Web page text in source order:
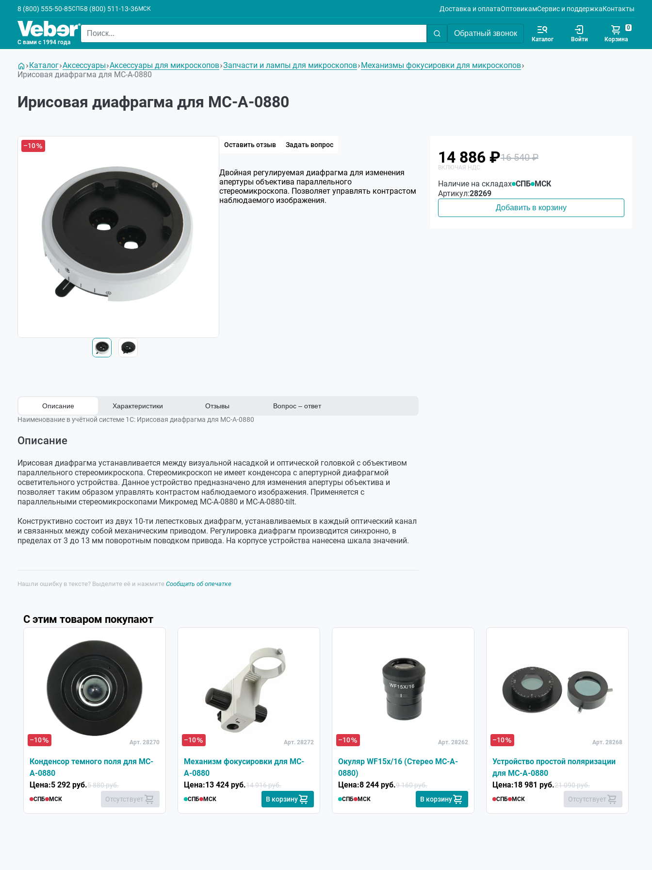
8 (800) 555-50-85СПБ8 (800) 511-13-36МСК Доставка и оплатаОптовикамСервис и поддержкаКонтакты
С вами с 1994 года
Обратный звонок
Каталог Войти Корзина
0
Каталог Аксессуары Аксессуары для микроскопов Запчасти и лампы для микроскопов Механизмы фокусировки для микроскопов
Ирисовая диафрагма для МС-А-0880
Ирисовая диафрагма для МС-А-0880
–10 Оставить отзыв Задать вопрос
Двойная регулируемая диафрагма для изменения
апертуры объектива параллельного
стереомикроскопа. Позволяет управлять контрастом
наблюдаемого изображения.
Описание Характеристики Отзывы
Вопрос – ответ
Наименование в учётной системе 1С: Ирисовая диафрагма для МС-А-0880
Описание
Ирисовая диафрагма устанавливается между визуальной насадкой и оптической головкой с объективом
параллельного стереомикроскопа. Стереомикроскоп не имеет конденсора с апертурной диафрагмой
осветительного устройства. Данное устройство предназначено для изменения апертуры объектива и
позволяет таким образом управлять контрастом наблюдаемого изображения. Применяется с
параллельными стереомикроскопами Микромед MC-А-0880 и MC-А-0880-tilt.
Конструктивно состоит из двух 10-ти лепестковых диафрагм, устанавливаемых в каждый оптический канал
и связанных между собой механическим приводом. Регулировка диафрагм производится синхронно, в
пределах от 3 до 13 мм поворотным поводком привода. На корпусе устройства нанесена шкала значений.
Диаметр
Раскрытие
диафрагм
3 - 13 мм
Количество
лепестков
диафрагмы
10
Вес с упаковкой 240 г
Оставить отзыв
Задать вопрос
Нашли ошибку в тексте? Выделите её и нажмите Сообщить об опечатке
14 886 ₽16 540 ₽
Наличие на складах СПБ МСК
Артикул:28269
Добавить в корзину
С этим товаром покупают
–10 Арт. 28270
Конденсор темного поля для МС-
А-0880
Цена:5 292 руб.5 880 руб.
СПБ МСК Отсутствует
–10 Арт. 28272
Механизм фокусировки для МС-
А-0880
Цена:13 424 руб.14 916 руб.
СПБ МСК В корзину
–10 Арт. 28262
Окуляр WF15х/16 (Стерео МС-A-
0880)
Цена:8 244 руб.9 160 руб.
СПБ МСК В корзину
–10 Арт. 28268
Устройство простой поляризации
для МС-A-0880
Цена:18 981 руб.21 090 руб.
СПБ МСК Отсутствует